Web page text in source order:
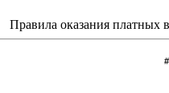
Правила оказания платных